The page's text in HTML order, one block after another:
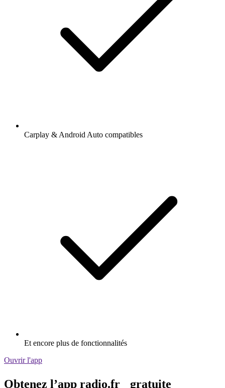
Carplay & Android Auto compatibles
Et encore plus de fonctionnalités
Ouvrir l'app
Obtenez l’app radio.fr gratuite